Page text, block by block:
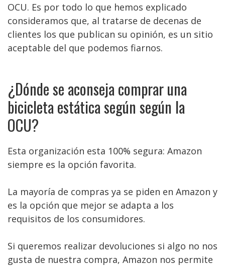
OCU. Es por todo lo que hemos explicado
consideramos que, al tratarse de decenas de
clientes los que publican su opinión, es un sitio
aceptable del que podemos fiarnos.
¿Dónde se aconseja comprar una
bicicleta estática según según la
OCU?
Esta organización esta 100% segura: Amazon
siempre es la opción favorita.
La mayoría de compras ya se piden en Amazon y
es la opción que mejor se adapta a los
requisitos de los consumidores.
Si queremos realizar devoluciones si algo no nos
gusta de nuestra compra, Amazon nos permite